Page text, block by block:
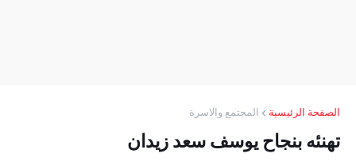
الصفحة الرئيسية المجتمع والاسرة
تهنئه بنجاح يوسف سعد زيدان